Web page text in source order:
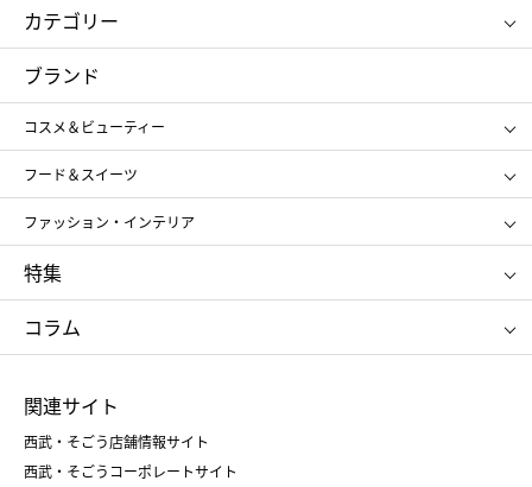
カテゴリー
コスメ＆ビューティー
ギフト
レディース
メンズ
スポーツ・アウトドア
お中元
お歳暮
ブランド
コスメ＆ビューティー
SHISEIDO
ポール&ジョー ボーテ
ジルスチュアート
NARS
RMK
クリニーク
SK-Ⅱ
フード＆スイーツ
アンリ・シャルパンティエ
ゴディバ
新宿高野
たねや
ねんりん家
ファッション・インテリア
ポロ ラルフ ローレン
タケオ キクチ
ママ＆キッズ
シュタイフ
特集
お中元
ひな人形
五月人形
父の日
クリスマスケーキ
コラム
菓子折り
和菓子
人気のギフト
関連サイト
西武・そごう店舗情報サイト
西武・そごうコーポレートサイト